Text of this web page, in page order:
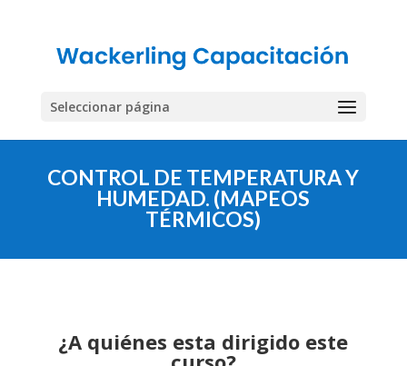
Seleccionar página
CONTROL DE TEMPERATURA Y
HUMEDAD. (MAPEOS
TÉRMICOS)
¿A quiénes esta dirigido este